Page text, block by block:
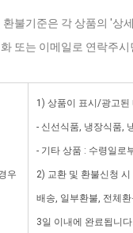
불기준은 각 상품의 '상
또는 이메일로 연락주
우
1) 상품이 표시/광고된
- 신선식품, 냉장식품,
- 기타 상품 : 수령일로
2) 교환 및 환불신청
배송, 일부환불, 전체
3일 이내에 완료됩니